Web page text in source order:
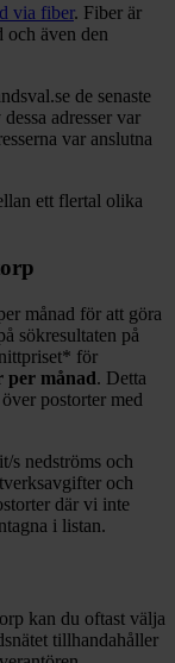
via fiber. Fiber är
och även den
de senaste
adresser var
var anslutna
ett flertal olika
månad för att göra
sökresultaten på
* för
per månad. Detta
postorter med
s nedströms och
och
där vi inte
i listan.
kan du oftast välja
tillhandahåller